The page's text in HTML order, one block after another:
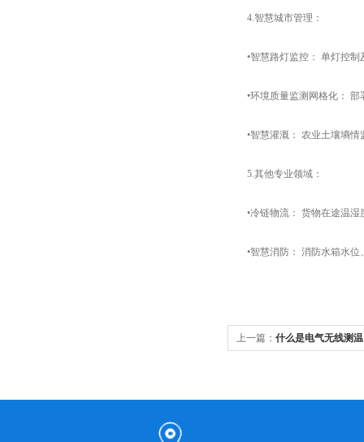
4.​​智慧城市管理：​​
•智慧路灯监控：​​ 单灯控制
•环境质量监测网格化：​​ 部
•智慧灌溉：​​ 农业土壤墒情
5.​​其他专业领域：​​
•冷链物流：​​ 货物在途温湿
•​​智慧消防：​​ 消防水箱水位
上一篇： 什么是电气无线测